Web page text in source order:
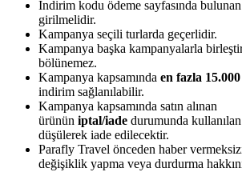
İndirim kodu ödeme sayfasında
girilmelidir.
Kampanya seçili turlarda geçerlidir.
Kampanya başka kampanyalarla
bölünemez.
Kampanya kapsamında en fazla
indirim sağlanılabilir.
Kampanya kapsamında satın alınan
ürünün iptal/iade durumunda
düşülerek iade edilecektir.
Parafly Travel önceden haber
değişiklik yapma veya durdurma